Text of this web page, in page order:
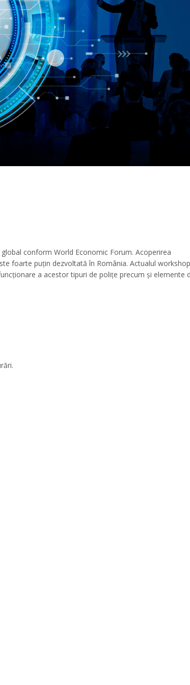
conform World Economic Forum. Acoperirea
foarte puțin dezvoltată în România. Actualul workshop
a acestor tipuri de polițe precum și elemente